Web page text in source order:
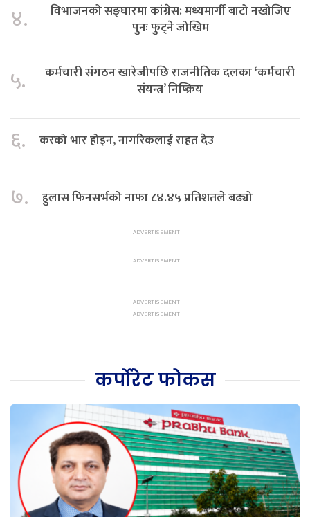
४.
विभाजनको सङ्घारमा कांग्रेस: मध्यमार्गी बाटो नखोजिए
पुनः फुट्ने जोखिम
५.
कर्मचारी संगठन खारेजीपछि राजनीतिक दलका ‘कर्मचारी
संयन्त्र’ निष्क्रिय
६. करको भार होइन, नागरिकलाई राहत देउ
७. हुलास फिनसर्भको नाफा ८४.४५ प्रतिशतले बढ्यो
कर्पोरेट फोकस